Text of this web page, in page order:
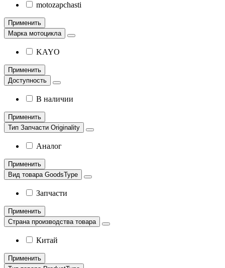
motozapchasti
Применить
Марка мотоцикла
KAYO
Применить
Доступность
В наличии
Применить
Тип Запчасти Originality
Аналог
Применить
Вид товара GoodsType
Запчасти
Применить
Страна производства товара
Китай
Применить